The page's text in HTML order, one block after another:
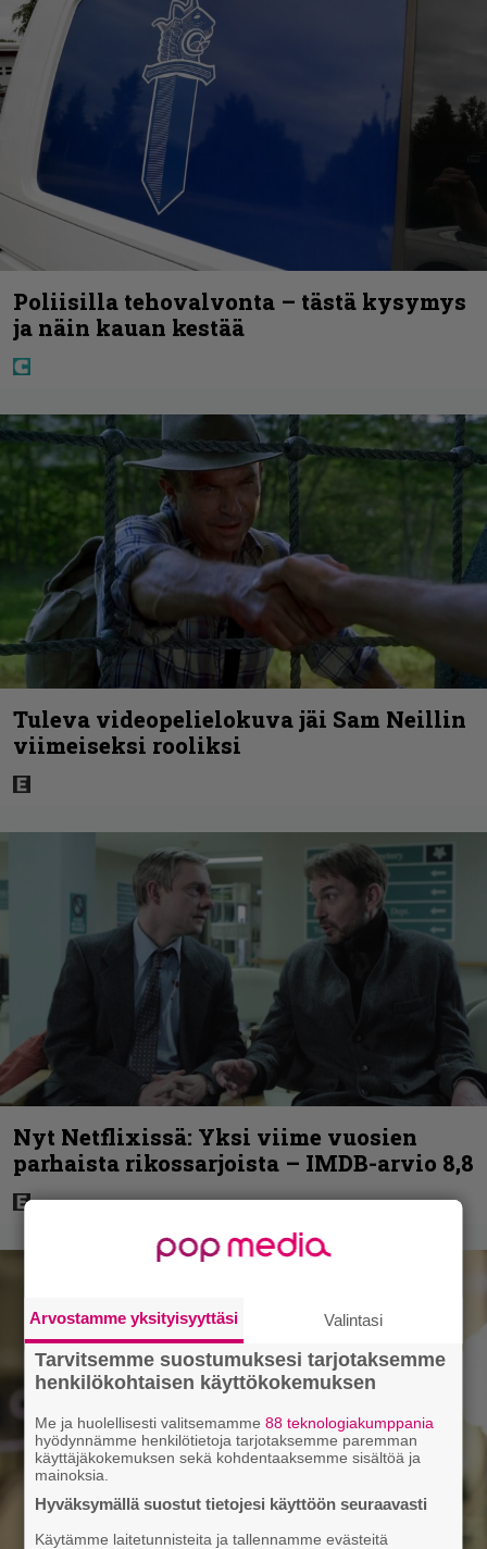
Poliisilla tehovalvonta – tästä kysymys
ja näin kauan kestää
Tuleva videopelielokuva jäi Sam Neillin
viimeiseksi rooliksi
Nyt Netflixissä: Yksi viime vuosien
parhaista rikossarjoista – IMDB-arvio 8,8
Arvostamme yksityisyyttäsi Valintasi
Tarvitsemme suostumuksesi tarjotaksemme
henkilökohtaisen käyttökokemuksen
Me ja huolellisesti valitsemamme88 teknologiakumppania
hyödynnämme henkilötietoja tarjotaksemme paremman
käyttäjäkokemuksen sekä kohdentaaksemme sisältöä ja
mainoksia.
Hyväksymällä suostut tietojesi käyttöön seuraavasti
Käytämme laitetunnisteita ja tallennamme evästeitä